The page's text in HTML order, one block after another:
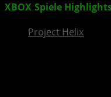
XBOX Spiele
Project Helix